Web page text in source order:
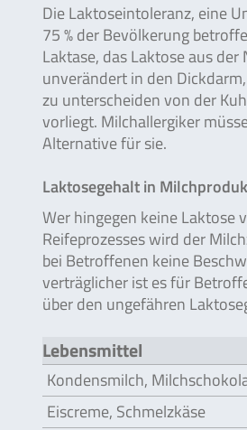
Die Laktoseintoleranz, eine
75 % der Bevölkerung
Laktase, das Laktose aus
unverändert in den
zu unterscheiden von der
vorliegt. Milchallergiker
Alternative für sie.
Laktosegehalt in
Wer hingegen keine
Reifeprozesses wird der
bei Betroffenen keine
verträglicher ist es für
über den ungefähren
Lebensmittel
Kondensmilch,
Eiscreme, Schmelzkäse